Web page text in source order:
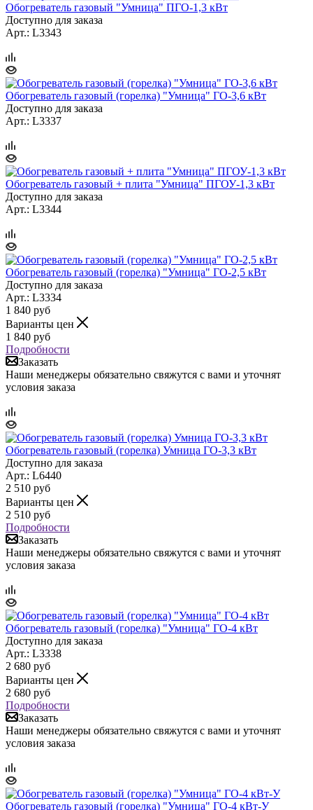
Обогреватель газовый "Умница" ПГО-1,3 кВт
Доступно для заказа
Арт.: L3343
Обогреватель газовый (горелка) "Умница" ГО-3,6 кВт
Доступно для заказа
Арт.: L3337
Обогреватель газовый + плита "Умница" ПГОУ-1,3 кВт
Доступно для заказа
Арт.: L3344
Обогреватель газовый (горелка) "Умница" ГО-2,5 кВт
Доступно для заказа
Арт.: L3334
1 840 руб
Варианты цен
1 840 руб
Подробности
Заказать
Наши менеджеры обязательно свяжутся с вами и уточнят
условия заказа
Обогреватель газовый (горелка) Умница ГО-3,3 кВт
Доступно для заказа
Арт.: L6440
2 510 руб
Варианты цен
2 510 руб
Подробности
Заказать
Наши менеджеры обязательно свяжутся с вами и уточнят
условия заказа
Обогреватель газовый (горелка) "Умница" ГО-4 кВт
Доступно для заказа
Арт.: L3338
2 680 руб
Варианты цен
2 680 руб
Подробности
Заказать
Наши менеджеры обязательно свяжутся с вами и уточнят
условия заказа
Обогреватель газовый (горелка) "Умница" ГО-4 кВт-У